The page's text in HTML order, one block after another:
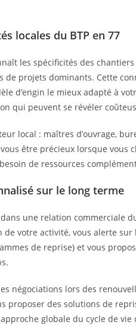
locales du BTP en 77
les spécificités des
de projets dominants. Cette
d’engin le mieux adapté à
qui peuvent se révéler
local : maîtres d’ouvrage,
être précieux lorsque vous
de ressources
sur le long terme
une relation commerciale
votre activité, vous alerte
de reprise) et vous
négociations lors des
proposer des solutions de
globale du cycle de